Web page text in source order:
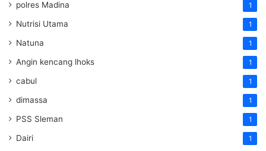
polres Madina 1
Nutrisi Utama 1
Natuna 1
Angin kencang lhoks 1
cabul 1
dimassa 1
PSS Sleman 1
Dairi 1